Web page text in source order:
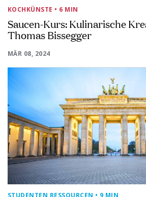
KOCHKÜNSTE • 6 MIN
Saucen-Kurs: Kulinarische
Thomas Bissegger
MÄR 08, 2024
STUDENTEN RESSOURCEN • 9 MIN